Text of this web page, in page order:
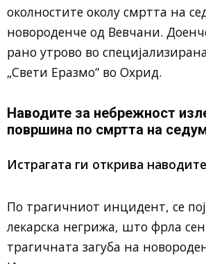
околностите околу смртта на
новороденче од Вевчани.
рано утрово во
„Свети Еразмо“ во Охрид.
Наводите за небрежност
површина по смртта на
Истрагата ги открива наводите
По трагичниот инцидент, се
лекарска негрижа, што фрла
трагичната загуба на